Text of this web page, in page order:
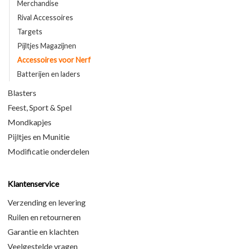
Merchandise
Rival Accessoires
Targets
Pijltjes Magazijnen
Accessoires voor Nerf
Batterijen en laders
Blasters
Feest, Sport & Spel
Mondkapjes
Pijltjes en Munitie
Modificatie onderdelen
Klantenservice
Verzending en levering
Ruilen en retourneren
Garantie en klachten
Veelgestelde vragen